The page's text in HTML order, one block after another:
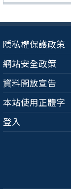
隱私權保護政策
網站安全政策
資料開放宣告
本站使用正體字
登入